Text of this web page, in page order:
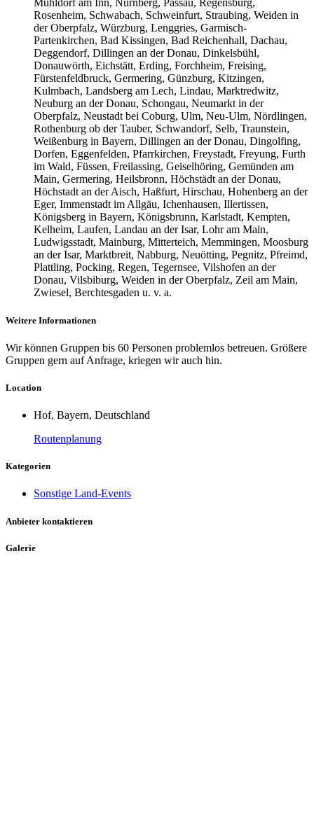
Mühldorf am Inn, Nürnberg, Passau, Regensburg,
Rosenheim, Schwabach, Schweinfurt, Straubing, Weiden in
der Oberpfalz, Würzburg, Lenggries, Garmisch-
Partenkirchen, Bad Kissingen, Bad Reichenhall, Dachau,
Deggendorf, Dillingen an der Donau, Dinkelsbühl,
Donauwörth, Eichstätt, Erding, Forchheim, Freising,
Fürstenfeldbruck, Germering, Günzburg, Kitzingen,
Kulmbach, Landsberg am Lech, Lindau, Marktredwitz,
Neuburg an der Donau, Schongau, Neumarkt in der
Oberpfalz, Neustadt bei Coburg, Ulm, Neu-Ulm, Nördlingen,
Rothenburg ob der Tauber, Schwandorf, Selb, Traunstein,
Weißenburg in Bayern, Dillingen an der Donau, Dingolfing,
Dorfen, Eggenfelden, Pfarrkirchen, Freystadt, Freyung, Furth
im Wald, Füssen, Freilassing, Geiselhöring, Gemünden am
Main, Germering, Heilsbronn, Höchstädt an der Donau,
Höchstadt an der Aisch, Haßfurt, Hirschau, Hohenberg an der
Eger, Immenstadt im Allgäu, Ichenhausen, Illertissen,
Königsberg in Bayern, Königsbrunn, Karlstadt, Kempten,
Kelheim, Laufen, Landau an der Isar, Lohr am Main,
Ludwigsstadt, Mainburg, Mitterteich, Memmingen, Moosburg
an der Isar, Marktbreit, Nabburg, Neuötting, Pegnitz, Pfreimd,
Plattling, Pocking, Regen, Tegernsee, Vilshofen an der
Donau, Vilsbiburg, Weiden in der Oberpfalz, Zeil am Main,
Zwiesel, Berchtesgaden u. v. a.
Weitere Informationen
Wir können Gruppen bis 60 Personen problemlos betreuen. Größere
Gruppen gern auf Anfrage, kriegen wir auch hin.
Location
Hof, Bayern, Deutschland
Routenplanung
Kategorien
Sonstige Land-Events
Anbieter kontaktieren
Galerie